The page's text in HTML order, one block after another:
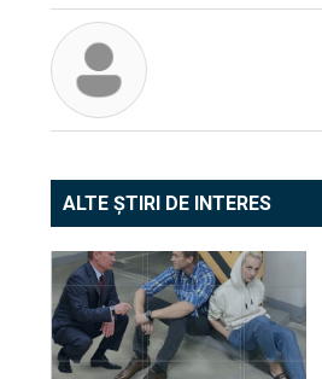
ALTE ȘTIRI DE INTERES